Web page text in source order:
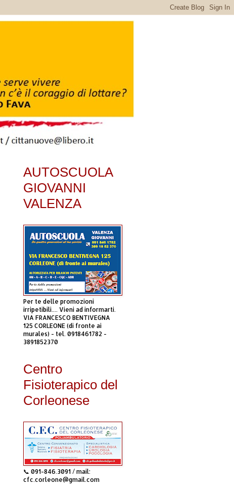
AUTOSCUOLA
GIOVANNI
VALENZA
Per te delle promozioni
irripetibili.... Vieni ad informarti.
VIA FRANCESCO BENTIVEGNA
125 CORLEONE (di fronte ai
murales) - tel. 0918461782 -
3891852370
Centro
Fisioterapico del
Corleonese
📞 091-846.3091 / mail:
cfc.corleone@gmail.com